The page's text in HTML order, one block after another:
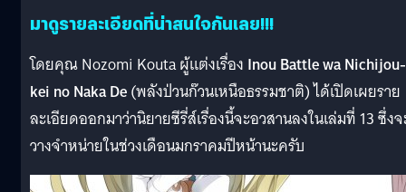
มาดูรายละเอียดที่น่าสนใจกันเลย!!!
โดยคุณ Nozomi Kouta ผู้แต่งเรื่อง Inou Battle wa Nichijou-
kei no Naka De(พลังป่วนก๊วนเหนือธรรมชาติ) ได้เปิดเผยราย
ละเอียดออกมาว่านิยายซีรี่ส์เรื่องนี้จะอวสานลงในเล่มที่ 13 ซึ่ง
วางจำหน่ายในช่วงเดือนมกราคมปีหน้านะครับ